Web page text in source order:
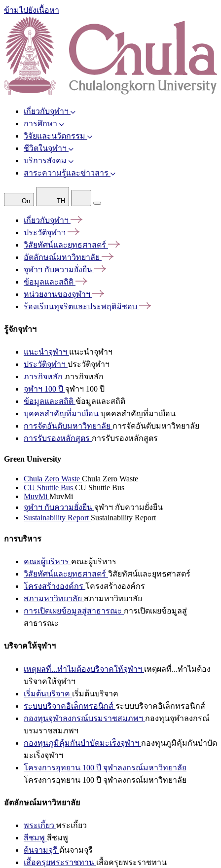
ข้ามไปยังเนื้อหา
เกี่ยวกับจุฬาฯ
การศึกษา
วิจัยและนวัตกรรม
ชีวิตในจุฬาฯ
บริการสังคม
สาระความรู้และข่าวสาร
On TH
เกี่ยวกับจุฬาฯ
ประวัติจุฬาฯ
วิสัยทัศน์และยุทธศาสตร์
อัตลักษณ์มหาวิทยาลัย
จุฬาฯ กับความยั่งยืน
ข้อมูลและสถิติ
หน่วยงานของจุฬาฯ
ร้องเรียนทุจริตและประพฤติมิชอบ
รู้จักจุฬาฯ
แนะนำจุฬาฯ แนะนำจุฬาฯ
ประวัติจุฬาฯ ประวัติจุฬาฯ
ภารกิจหลัก ภารกิจหลัก
จุฬาฯ 100 ปี จุฬาฯ 100 ปี
ข้อมูลและสถิติ ข้อมูลและสถิติ
บุคคลสำคัญที่มาเยือน บุคคลสำคัญที่มาเยือน
การจัดอันดับมหาวิทยาลัย การจัดอันดับมหาวิทยาลัย
การรับรองหลักสูตร การรับรองหลักสูตร
Green University
Chula Zero Waste Chula Zero Waste
CU Shuttle Bus CU Shuttle Bus
MuvMi MuvMi
จุฬาฯ กับความยั่งยืน จุฬาฯ กับความยั่งยืน
Sustainability Report Sustainability Report
การบริหาร
คณะผู้บริหาร คณะผู้บริหาร
วิสัยทัศน์และยุทธศาสตร์ วิสัยทัศน์และยุทธศาสตร์
โครงสร้างองค์กร โครงสร้างองค์กร
สภามหาวิทยาลัย สภามหาวิทยาลัย
การเปิดเผยข้อมูลสู่สาธารณะ การเปิดเผยข้อมูลสู่
สาธารณะ
บริจาคให้จุฬาฯ
เหตุผลที่...ทำไมต้องบริจาคให้จุฬาฯ เหตุผลที่...ทำไมต้อง
บริจาคให้จุฬาฯ
เริ่มต้นบริจาค เริ่มต้นบริจาค
ระบบบริจาคอิเล็กทรอนิกส์ ระบบบริจาคอิเล็กทรอนิกส์
กองทุนจุฬาลงกรณ์บรมราชสมภพฯ กองทุนจุฬาลงกรณ์
บรมราชสมภพฯ
กองทุนภูมิคุ้มกันบำบัดมะเร็งจุฬาฯ กองทุนภูมิคุ้มกันบำบัด
มะเร็งจุฬาฯ
โครงการอุทยาน 100 ปี จุฬาลงกรณ์มหาวิทยาลัย
โครงการอุทยาน 100 ปี จุฬาลงกรณ์มหาวิทยาลัย
อัตลักษณ์มหาวิทยาลัย
พระเกี้ยว พระเกี้ยว
สีชมพู สีชมพู
ต้นจามจุรี ต้นจามจุรี
เสื้อครุยพระราชทาน เสื้อครุยพระราชทาน